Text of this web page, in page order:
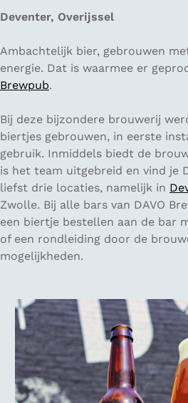
Deventer, Overijssel
Ambachtelijk bier, gebrouwen
energie. Dat is waarmee er
Brewpub.
Bij deze bijzondere brouwerij
biertjes gebrouwen, in eerste
gebruik. Inmiddels biedt de
is het team uitgebreid en vind je
liefst drie locaties, namelijk in
Zwolle. Bij alle bars van DAVO
een biertje bestellen aan de bar
of een rondleiding door de
mogelijkheden.